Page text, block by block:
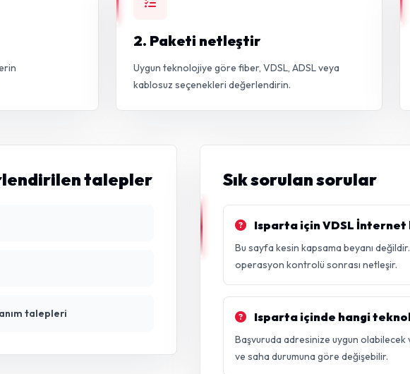
2. Paketi netleştir
Uygun teknolojiye göre fiber, VDSL, ADSL veya
kablosuz seçenekleri değerlendirin.
talepler
talepleri
Sık sorulan sorular
Isparta için VDSL İnternet
Bu sayfa kesin kapsama beyanı
operasyon kontrolü sonrası netleşir.
Isparta içinde hangi
Başvuruda adresinize uygun
ve saha durumuna göre değişebilir.